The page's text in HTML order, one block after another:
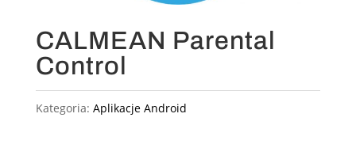
CALMEAN Parental
Control
Kategoria: Aplikacje Android